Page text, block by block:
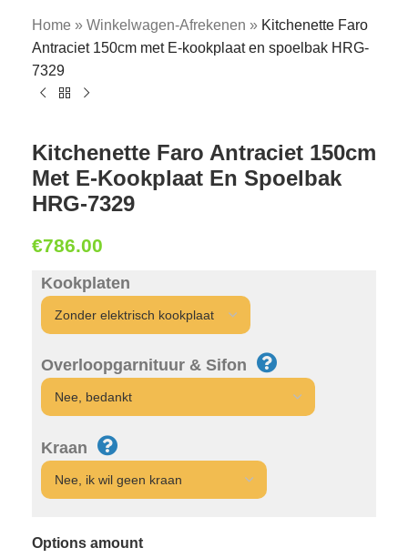
Home » Winkelwagen-Afrekenen » Kitchenette Faro
Antraciet 150cm met E-kookplaat en spoelbak HRG-
7329
Kitchenette Faro Antraciet 150cm
Met E-Kookplaat En Spoelbak
HRG-7329
€786.00
Kookplaten
Overloopgarnituur & Sifon
Kraan
Options amount